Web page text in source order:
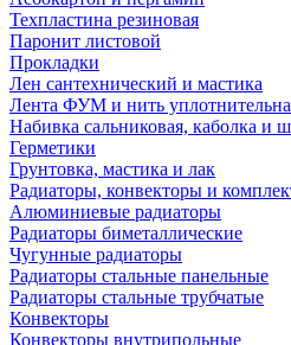
Техпластина резиновая
Паронит листовой
Прокладки
Лен сантехнический и мастика
Лента ФУМ и нить
Набивка сальниковая, каболка и
Герметики
Грунтовка, мастика и лак
Радиаторы, конвекторы и
Алюминиевые радиаторы
Радиаторы биметаллические
Чугунные радиаторы
Радиаторы стальные панельные
Радиаторы стальные трубчатые
Конвекторы
Конвекторы внутрипольные